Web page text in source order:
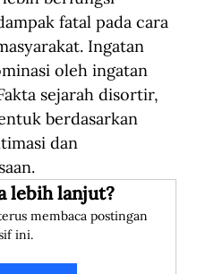
fatal pada cara
Ingatan
oleh ingatan
sejarah disortir,
berdasarkan
dan
lebih lanjut?
membaca postingan
ini.